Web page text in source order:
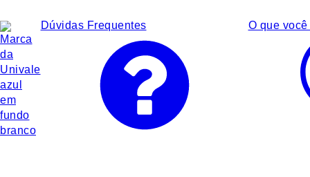
Dúvidas Frequentes O que